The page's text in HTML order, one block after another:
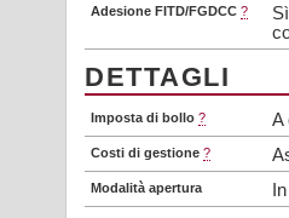
Adesione FITD/FGDCC ?
DETTAGLI
Imposta di bollo ? A
Costi di gestione ?
Modalità apertura